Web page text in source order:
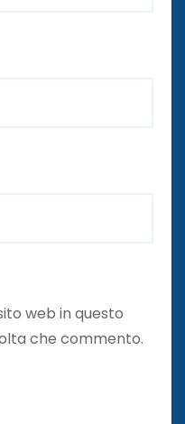
web in questo
che commento.